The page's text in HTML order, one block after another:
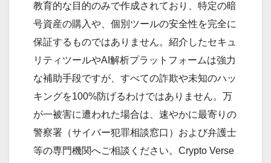
教育的な目的のみで作成されており、特定の暗
号資産の購入や、個別ツールの安全性を完全に
保証するものではありません。紹介したセキュ
リティツールやAI解析プラットフォームは強力
な補助手段ですが、すべての詐欺や未知のハッ
キングを100%防げるわけではありません。万
が一被害に遭われた場合は、速やかに最寄りの
警察署（サイバー犯罪相談窓口）および弁護士
等の専門機関へご相談ください。Crypto Verse